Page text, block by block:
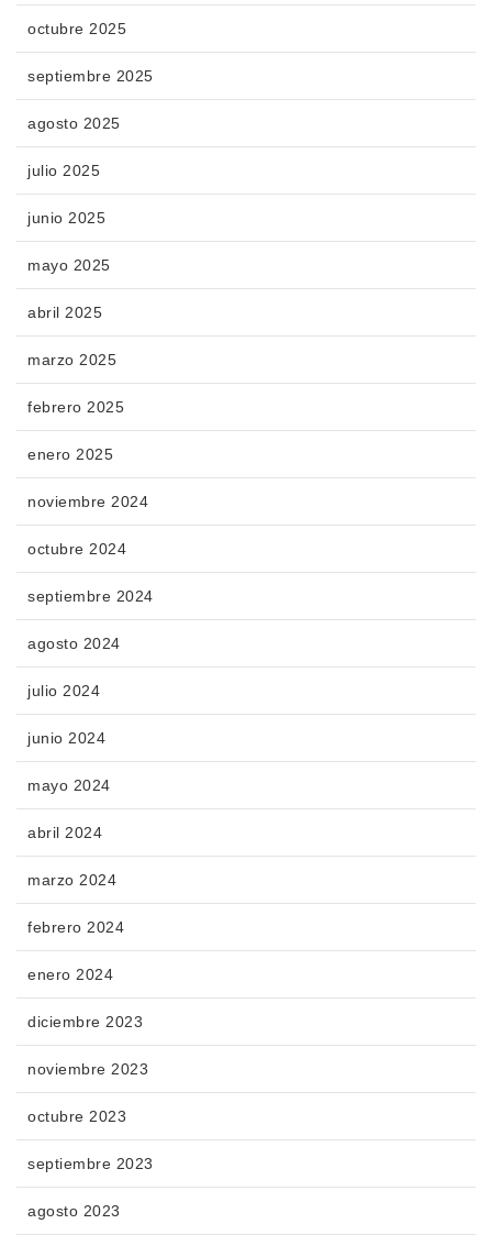
octubre 2025
septiembre 2025
agosto 2025
julio 2025
junio 2025
mayo 2025
abril 2025
marzo 2025
febrero 2025
enero 2025
noviembre 2024
octubre 2024
septiembre 2024
agosto 2024
julio 2024
junio 2024
mayo 2024
abril 2024
marzo 2024
febrero 2024
enero 2024
diciembre 2023
noviembre 2023
octubre 2023
septiembre 2023
agosto 2023